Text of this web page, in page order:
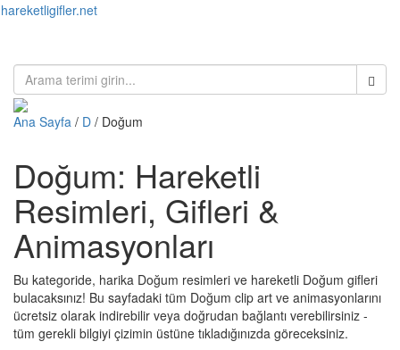
hareketligifler.net
Ana Sayfa / D / Doğum
Doğum: Hareketli
Resimleri, Gifleri &
Animasyonları
Bu kategoride, harika Doğum resimleri ve hareketli Doğum gifleri
bulacaksınız! Bu sayfadaki tüm Doğum clip art ve animasyonlarını
ücretsiz olarak indirebilir veya doğrudan bağlantı verebilirsiniz -
tüm gerekli bilgiyi çizimin üstüne tıkladığınızda göreceksiniz.